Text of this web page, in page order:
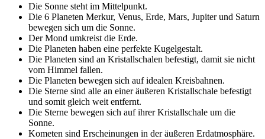
Die Sonne steht im Mittelpunkt.
Die 6 Planeten Merkur, Venus, Erde, Mars, Jupiter und Saturn
bewegen sich um die Sonne.
Der Mond umkreist die Erde.
Die Planeten haben eine perfekte Kugelgestalt.
Die Planeten sind an Kristallschalen befestigt, damit sie nicht
vom Himmel fallen.
Die Planeten bewegen sich auf idealen Kreisbahnen.
Die Sterne sind alle an einer äußeren Kristallschale befestigt
und somit gleich weit entfernt.
Die Sterne bewegen sich auf ihrer Kristallschale um die
Sonne.
Kometen sind Erscheinungen in der äußeren Erdatmosphäre.